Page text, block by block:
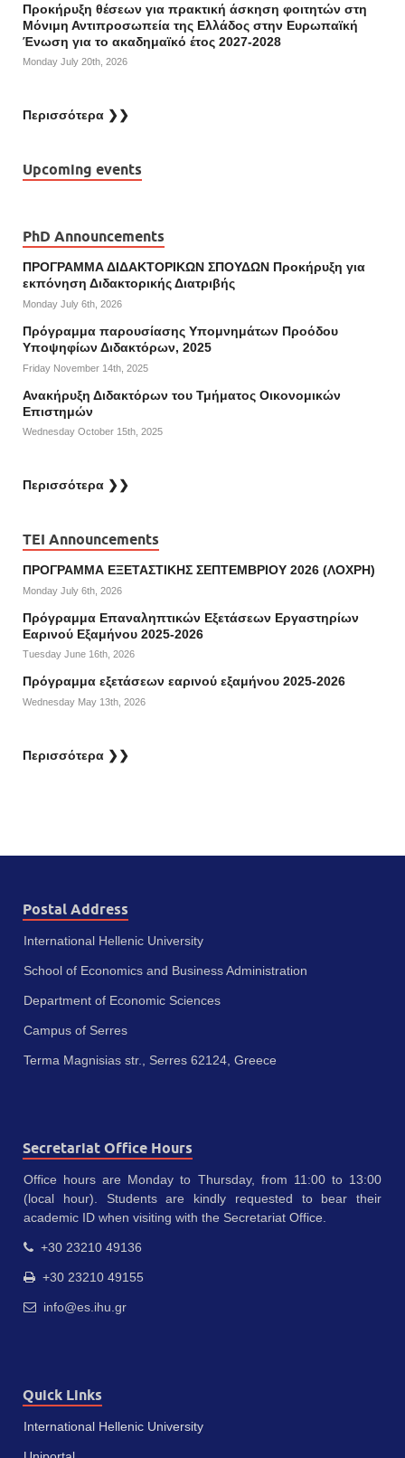
Προκήρυξη θέσεων για πρακτική άσκηση φοιτητών στη
Μόνιμη Αντιπροσωπεία της Ελλάδος στην Ευρωπαϊκή
Ένωση για το ακαδημαϊκό έτος 2027-2028
Monday July 20th, 2026
Περισσότερα ❯❯
Upcoming events
PhD Announcements
ΠΡΟΓΡΑΜΜΑ ΔΙΔΑΚΤΟΡΙΚΩΝ ΣΠΟΥΔΩΝ Προκήρυξη για
εκπόνηση Διδακτορικής Διατριβής
Monday July 6th, 2026
Πρόγραμμα παρουσίασης Υπομνημάτων Προόδου
Υποψηφίων Διδακτόρων, 2025
Friday November 14th, 2025
Ανακήρυξη Διδακτόρων του Τμήματος Οικονομικών
Επιστημών
Wednesday October 15th, 2025
Περισσότερα ❯❯
TEI Announcements
ΠΡΟΓΡΑΜΜΑ ΕΞΕΤΑΣΤΙΚΗΣ ΣΕΠΤΕΜΒΡΙΟΥ 2026 (ΛΟΧΡΗ)
Monday July 6th, 2026
Πρόγραμμα Επαναληπτικών Εξετάσεων Εργαστηρίων
Εαρινού Εξαμήνου 2025-2026
Tuesday June 16th, 2026
Πρόγραμμα εξετάσεων εαρινού εξαμήνου 2025-2026
Wednesday May 13th, 2026
Περισσότερα ❯❯
Postal Address
International Hellenic University
School of Economics and Business Administration
Department of Economic Sciences
Campus of Serres
Terma Magnisias str., Serres 62124, Greece
Secretariat Office Hours
Office hours are Monday to Thursday, from 11:00 to 13:00
(local hour). Students are kindly requested to bear their
academic ID when visiting with the Secretariat Office.
+30 23210 49136
+30 23210 49155
info@es.ihu.gr
Quick Links
International Hellenic University